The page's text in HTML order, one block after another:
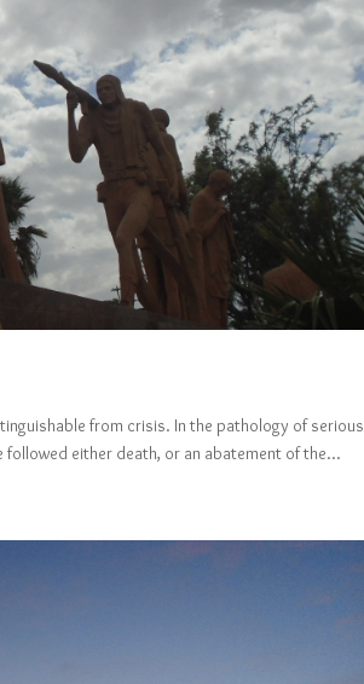
from crisis. In the pathology of serious
either death, or an abatement of the...